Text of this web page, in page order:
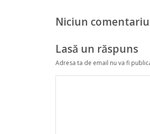
Niciun
Lasă un răspuns
Adresa ta de email nu va fi